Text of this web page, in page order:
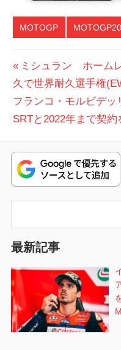
MOTOGP
投
稿
ナ
ビ
ゲ
ー
ン
前
の
投
稿:
ミシュラン ホーム
久で世界耐久選手権
次
の
稿:
フランコ・モルビデ
SRTと2022年まで契約
最新記事